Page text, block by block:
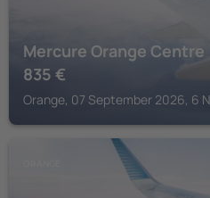
Mercure Orange Centre
835 €
Orange, 07 September 2026, 6